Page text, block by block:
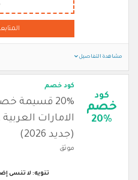
مشاهدة التفاصيل
كود
خصم
20%
كود خصم
20% قسيمة
الامارات
(جديد 2026)
موثق
تنويه: لا تنسى